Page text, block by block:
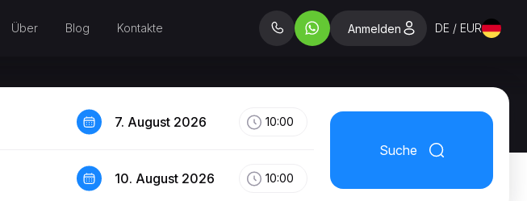
Über Blog Kontakte Anmelden DE / EUR
7. August 2026 10:00
10. August 2026 10:00
Suche